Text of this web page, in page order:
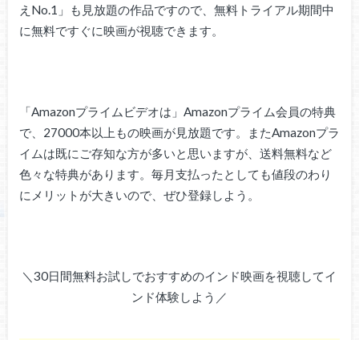
えNo.1」も見放題の作品ですので、無料トライアル期間中
に無料ですぐに映画が視聴できます。
「Amazonプライムビデオは」Amazonプライム会員の特典
で、27000本以上もの映画が見放題です。またAmazonプラ
イムは既にご存知な方が多いと思いますが、送料無料など
色々な特典があります。毎月支払ったとしても値段のわり
にメリットが大きいので、ぜひ登録しよう。
＼30日間無料お試しでおすすめのインド映画を視聴してイ
ンド体験しよう／